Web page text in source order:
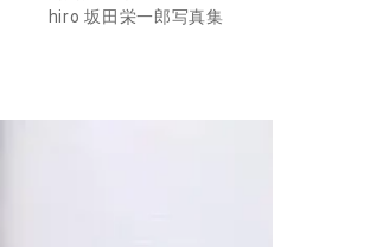
hiro 坂田栄一郎写真集